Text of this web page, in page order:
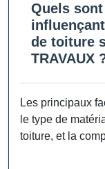
Quels
de toiture
TRAVAUX
Les principaux
le type de
toiture, et la